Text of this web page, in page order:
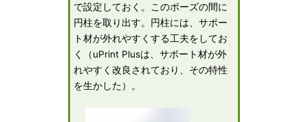
で設定しておく。このポーズの間に
円柱を取り出す。円柱には、サポー
ト材が外れやすくする工夫をしてお
く（uPrint Plusは、サポート材が外
れやすく改良されており、その特性
を生かした）。